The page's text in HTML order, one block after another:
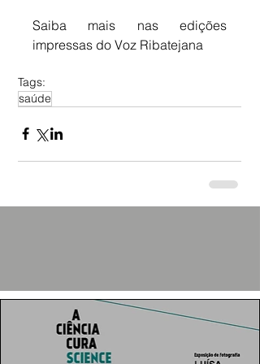
Saiba mais nas edições
impressas do Voz Ribatejana
Tags:
saúde